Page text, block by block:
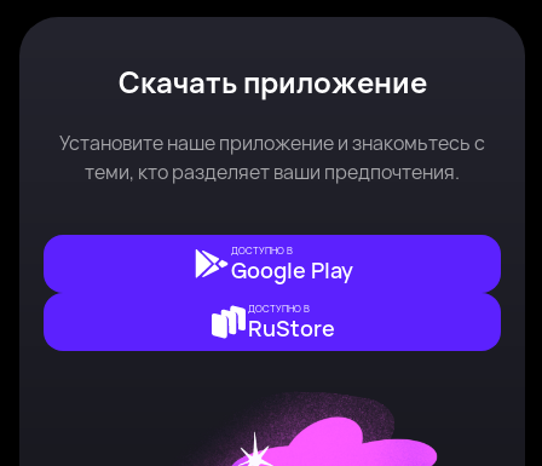
Скачать приложение
Установите наше приложение и знакомьтесь с
теми, кто разделяет ваши предпочтения.
ДОСТУПНО В
Google Play
ДОСТУПНО В
RuStore